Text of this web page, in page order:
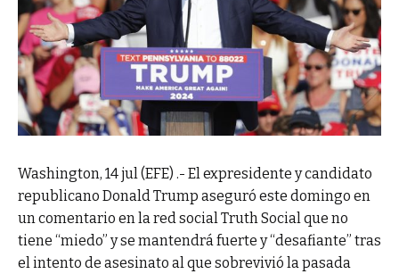
Washington, 14 jul (EFE) .- El expresidente y candidato
republicano Donald Trump aseguró este domingo en
un comentario en la red social Truth Social que no
tiene “miedo” y se mantendrá fuerte y “desafiante” tras
el intento de asesinato al que sobrevivió la pasada